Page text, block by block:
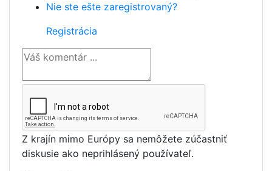
Nie ste ešte zaregistrovaný?
Registrácia
Z krajín mimo Európy sa nemôžete zúčastniť
diskusie ako neprihlásený používateľ.